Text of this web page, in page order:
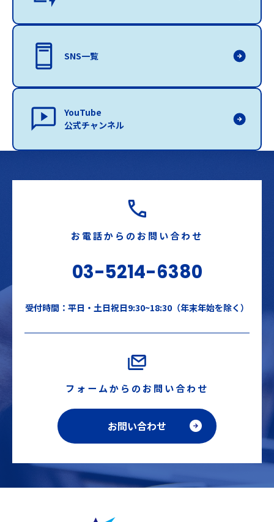
SNS一覧
YouTube
公式チャンネル
お電話からのお問い合わせ
03-5214-6380
受付時間：平日・土日祝日9:30~18:30（年末年始を除く）
フォームからのお問い合わせ
お問い合わせ